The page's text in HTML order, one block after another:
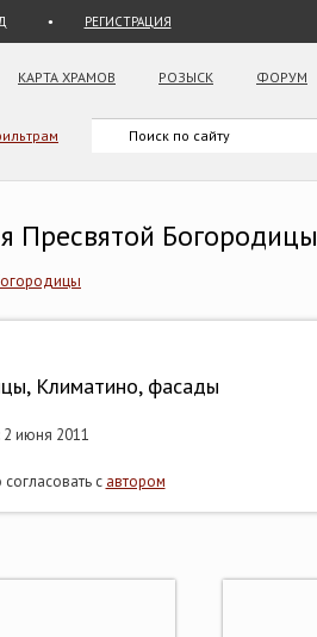
РЕГИСТРАЦИЯ
КАРТА ХРАМОВ РОЗЫСК ФОРУМ
Пресвятой Богородицы
Климатино, фасады
июня 2011
с автором